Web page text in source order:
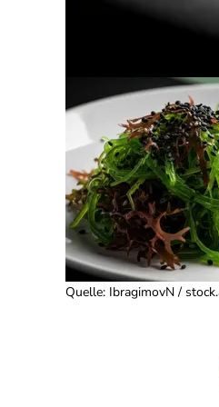
Quelle: IbragimovN /